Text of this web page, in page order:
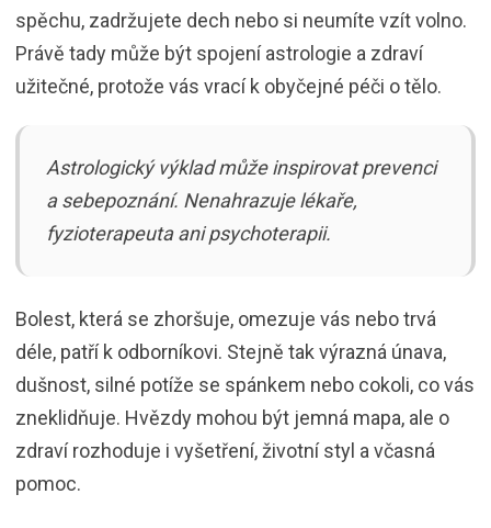
spěchu, zadržujete dech nebo si neumíte vzít volno.
Právě tady může být spojení astrologie a zdraví
užitečné, protože vás vrací k obyčejné péči o tělo.
Astrologický výklad může inspirovat prevenci
a sebepoznání. Nenahrazuje lékaře,
fyzioterapeuta ani psychoterapii.
Bolest, která se zhoršuje, omezuje vás nebo trvá
déle, patří k odborníkovi. Stejně tak výrazná únava,
dušnost, silné potíže se spánkem nebo cokoli, co vás
zneklidňuje. Hvězdy mohou být jemná mapa, ale o
zdraví rozhoduje i vyšetření, životní styl a včasná
pomoc.